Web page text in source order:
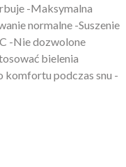
-Maksymalna
normalne -Suszenie
-Nie dozwolone
bielenia
komfortu podczas snu -